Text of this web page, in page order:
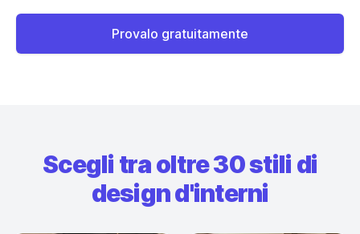
Provalo gratuitamente
Scegli tra oltre 30 stili di
design d'interni